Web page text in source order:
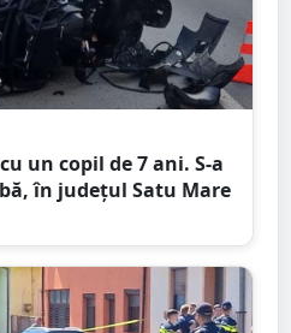
un copil de 7 ani. S-a
în județul Satu Mare